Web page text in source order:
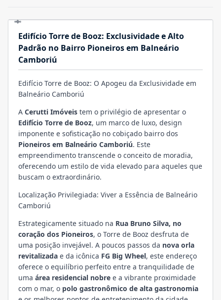
Edifício Torre de Booz: Exclusividade e Alto
Padrão no Bairro Pioneiros em Balneário
Camboriú
Edifício Torre de Booz: O Apogeu da Exclusividade em
Balneário Camboriú
A Cerutti Imóveis tem o privilégio de apresentar o
Edifício Torre de Booz, um marco de luxo, design
imponente e sofisticação no cobiçado bairro dos
Pioneiros em Balneário Camboriú. Este
empreendimento transcende o conceito de moradia,
oferecendo um estilo de vida elevado para aqueles que
buscam o extraordinário.
Localização Privilegiada: Viver a Essência de Balneário
Camboriú
Estrategicamente situado na Rua Bruno Silva, no
coração dos Pioneiros, o Torre de Booz desfruta de
uma posição invejável. A poucos passos da nova orla
revitalizada e da icônica FG Big Wheel, este endereço
oferece o equilíbrio perfeito entre a tranquilidade de
uma área residencial nobre e a vibrante proximidade
com o mar, o polo gastronômico de alta gastronomia